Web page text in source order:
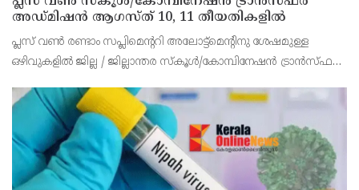
അഡ്മിഷൻ ആഗസ്ത് 10, 11 തീയതികളിൽ
പ്ലസ് വൺ രണ്ടാം സപ്ലിമെന്ററി അലോട്ട്‌മെന്റിനു ശേഷമുള്ള
ഒഴിവുകളിൽ ജില്ല / ജില്ലാന്തര സ്‌കൂൾ/കോമ്പിനേഷൻ ട്രാൻസ്ഫർ
വൈകിട്ട് 4 മണി വരെ നൽകിയിരുന്നു